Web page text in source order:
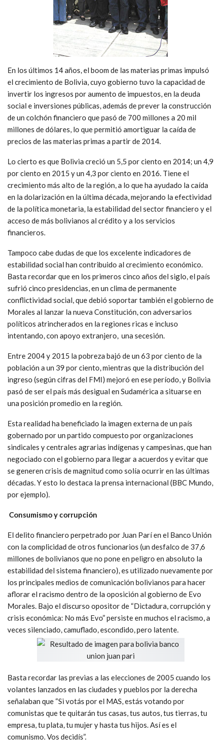
En los últimos 14 años, el boom de las materias primas impulsó
el crecimiento de Bolivia, cuyo gobierno tuvo la capacidad de
invertir los ingresos por aumento de impuestos, en la deuda
social e inversiones públicas, además de prever la construcción
de un colchón financiero que pasó de 700 millones a 20 mil
millones de dólares, lo que permitió amortiguar la caída de
precios de las materias primas a partir de 2014.
Lo cierto es que Bolivia creció un 5,5 por ciento en 2014; un 4,9
por ciento en 2015 y un 4,3 por ciento en 2016. Tiene el
crecimiento más alto de la región, a lo que ha ayudado la caída
en la dolarización en la última década, mejorando la efectividad
de la política monetaria, la estabilidad del sector financiero y el
acceso de más bolivianos al crédito y a los servicios
financieros.
Tampoco cabe dudas de que los excelente indicadores de
estabilidad social han contribuido al crecimiento económico.
Basta recordar que en los primeros cinco años del siglo, el país
sufrió cinco presidencias, en un clima de permanente
conflictividad social, que debió soportar también el gobierno de
Morales al lanzar la nueva Constitución, con adversarios
políticos atrincherados en la regiones ricas e incluso
intentando, con apoyo extranjero, una secesión.
Entre 2004 y 2015 la pobreza bajó de un 63 por ciento de la
población a un 39 por ciento, mientras que la distribución del
ingreso (según cifras del FMI) mejoró en ese período, y Bolivia
pasó de ser el país más desigual en Sudamérica a situarse en
una posición promedio en la región.
Esta realidad ha beneficiado la imagen externa de un país
gobernado por un partido compuesto por organizaciones
sindicales y centrales agrarias indígenas y campesinas, que han
negociado con el gobierno para llegar a acuerdos y evitar que
se generen crisis de magnitud como solía ocurrir en las últimas
décadas. Y esto lo destaca la prensa internacional (BBC Mundo,
por ejemplo).
Consumismo y corrupción
El delito financiero perpetrado por Juan Parí en el Banco Unión
con la complicidad de otros funcionarios (un desfalco de 37,6
millones de bolivianos que no pone en peligro en absoluto la
estabilidad del sistema financiero), es utilizado nuevamente por
los principales medios de comunicación bolivianos para hacer
aflorar el racismo dentro de la oposición al gobierno de Evo
Morales. Bajo el discurso opositor de “Dictadura, corrupción y
crisis económica: No más Evo” persiste en muchos el racismo, a
veces silenciado, camuflado, escondido, pero latente.
Basta recordar las previas a las elecciones de 2005 cuando los
volantes lanzados en las ciudades y pueblos por la derecha
señalaban que “Si votás por el MAS, estás votando por
comunistas que te quitarán tus casas, tus autos, tus tierras, tu
empresa, tu plata, tu mujer y hasta tus hijos. Así es el
comunismo. Vos decidís”.